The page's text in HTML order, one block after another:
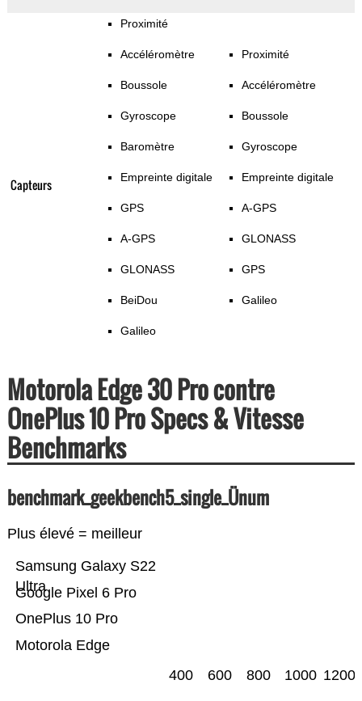
Capteurs
Proximité
Accéléromètre
Boussole
Gyroscope
Baromètre
Empreinte digitale
GPS
A-GPS
GLONASS
BeiDou
Galileo
Proximité
Accéléromètre
Boussole
Gyroscope
Empreinte digitale
A-GPS
GLONASS
GPS
Galileo
Motorola Edge 30 Pro contre
OnePlus 10 Pro Specs & Vitesse
Benchmarks
benchmark_geekbench5_single_Ünum
Plus élevé = meilleur
Motorola Edge
OnePlus 10 Pro
Google Pixel 6 Pro
Samsung Galaxy S22
Ultra
400 600 800 1000 1200